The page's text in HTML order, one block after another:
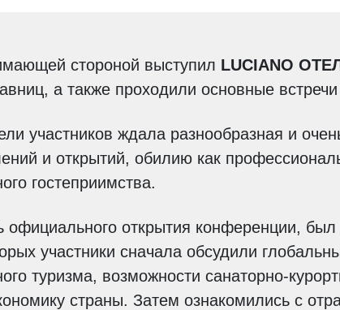
стороной выступил LUCIANO
а также проходили основные
участников ждала разнообразная и
и открытий, обилию как
гостеприимства.
официального открытия конференции,
участники сначала обсудили
туризма, возможности санаторно-
страны. Затем ознакомились с